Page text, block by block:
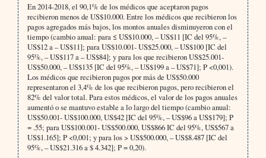
En 2014-2018, el 90,1% de los médicos que aceptaron pagos
recibieron menos de US$10.000. Entre los médicos que recibieron los
pagos agregados más bajos, los montos anuales disminuyeron con el
tiempo (cambio anual: para ≤ US$10.000, – US$11 [IC del 95%, –
US$12 a – US$11]; para US$10.001- US$25.000, – US$100 [IC del
95%, – US$117 a – US$84]; y para los que recibieron US$25.001-
US$50.000, – US$135 [IC del 95%, – US$199 a – US$71]; P <0,001).
Los médicos que recibieron pagos por más de US$50.000
representaron el 3,4% de los que recibieron pagos, pero recibieron el
82% del valor total. Para estos médicos, el valor de los pagos anuales
aumentó o se mantuvo estable a lo largo del tiempo (cambio anual:
US$50.001- US$100.000, US$42 [IC del 95%, – US$96 a US$179]; P
= .55; para US$100.001- US$500.000, US$866 IC del 95%, US$567 a
US$1.165]; P <0,001; y para los > US$500.000, – US$8.487 [IC del
95%, – US$21.316 a $ 4.342]; P = 0,20).